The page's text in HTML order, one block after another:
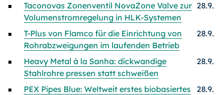
Taconovas Zonenventil NovaZone Valve zur
Volumenstromregelung in HLK-Systemen
28.9.
T-Plus von Flamco für die Einrichtung von
Rohrabzweigungen im laufenden Betrieb
28.9.
Heavy Metal à la Sanha: dickwandige
Stahlrohre pressen statt schweißen
28.9.
PEX Pipes Blue: Weltweit erstes biobasiertes
28.9.